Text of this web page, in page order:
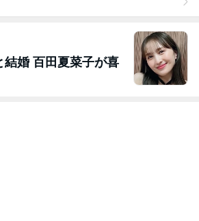
結婚 百田夏菜子が喜